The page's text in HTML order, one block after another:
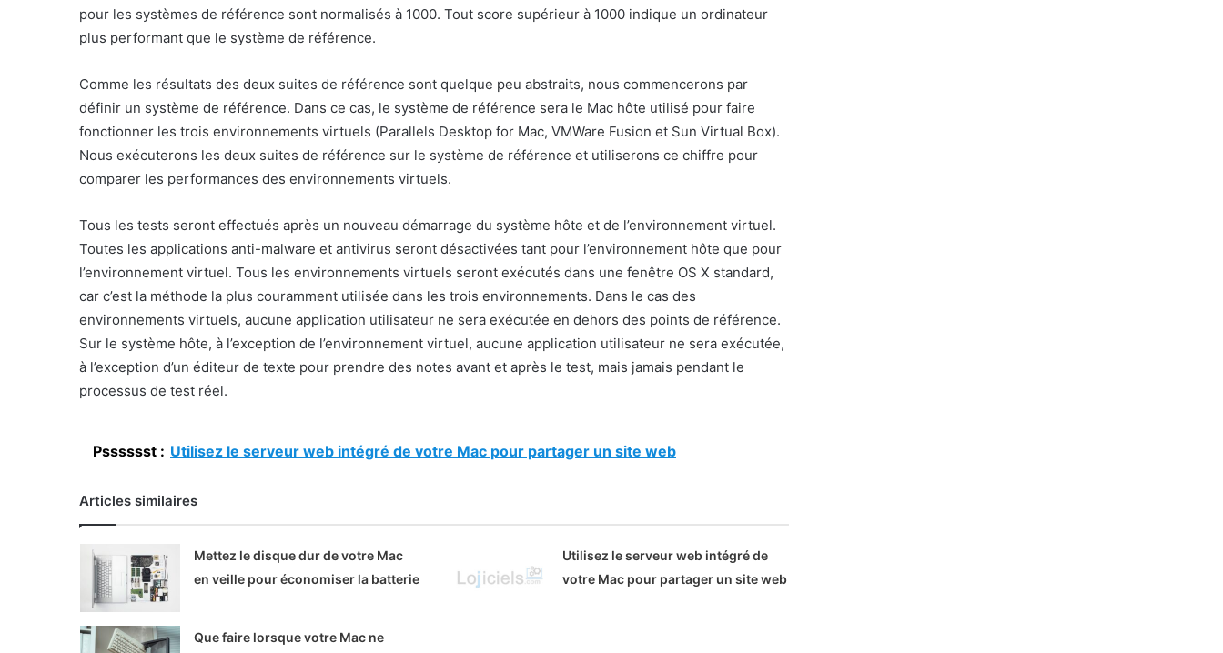
pour les systèmes de référence sont normalisés à 1000. Tout score supérieur à 1000 indique un ordinateur
plus performant que le système de référence.
Comme les résultats des deux suites de référence sont quelque peu abstraits, nous commencerons par
définir un système de référence. Dans ce cas, le système de référence sera le Mac hôte utilisé pour faire
fonctionner les trois environnements virtuels (Parallels Desktop for Mac, VMWare Fusion et Sun Virtual Box).
Nous exécuterons les deux suites de référence sur le système de référence et utiliserons ce chiffre pour
comparer les performances des environnements virtuels.
Tous les tests seront effectués après un nouveau démarrage du système hôte et de l’environnement virtuel.
Toutes les applications anti-malware et antivirus seront désactivées tant pour l’environnement hôte que pour
l’environnement virtuel. Tous les environnements virtuels seront exécutés dans une fenêtre OS X standard,
car c’est la méthode la plus couramment utilisée dans les trois environnements. Dans le cas des
environnements virtuels, aucune application utilisateur ne sera exécutée en dehors des points de référence.
Sur le système hôte, à l’exception de l’environnement virtuel, aucune application utilisateur ne sera exécutée,
à l’exception d’un éditeur de texte pour prendre des notes avant et après le test, mais jamais pendant le
processus de test réel.
Psssssst : Utilisez le serveur web intégré de votre Mac pour partager un site web
Articles similaires
Mettez le disque dur de votre Mac
en veille pour économiser la batterie
Utilisez le serveur web intégré de
votre Mac pour partager un site web
Que faire lorsque votre Mac ne